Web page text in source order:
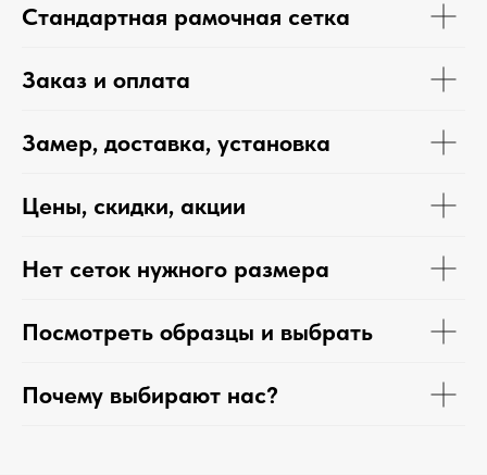
Стандартная рамочная сетка
Заказ и оплата
Замер, доставка, установка
Цены, скидки, акции
Нет сеток нужного размера
Посмотреть образцы и выбрать
Почему выбирают нас?